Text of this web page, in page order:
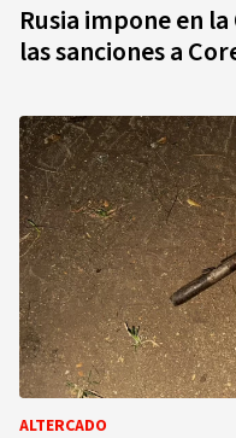
Rusia impone en
las sanciones a
ALTERCADO